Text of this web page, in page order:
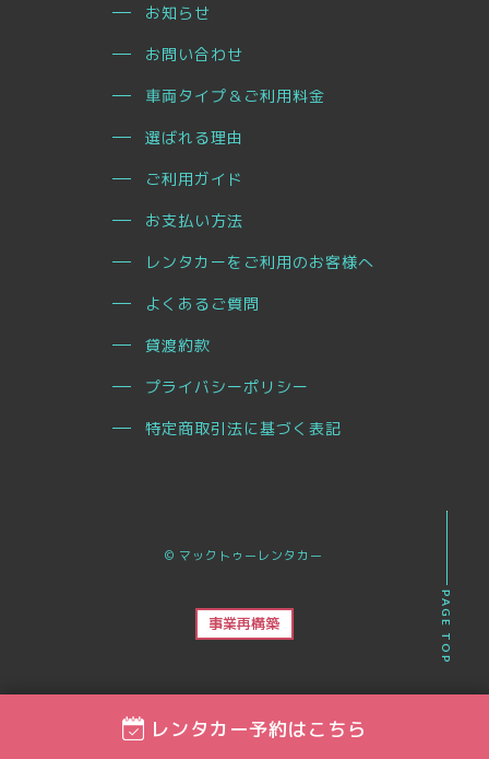
レンタカー予約はこちら
お知らせ
お問い合わせ
車両タイプ＆ご利用料金
選ばれる理由
ご利用ガイド
お支払い方法
レンタカーをご利用のお客様へ
よくあるご質問
貸渡約款
プライバシーポリシー
特定商取引法に基づく表記
© マックトゥーレンタカー
事業再構築 PAGE TOP